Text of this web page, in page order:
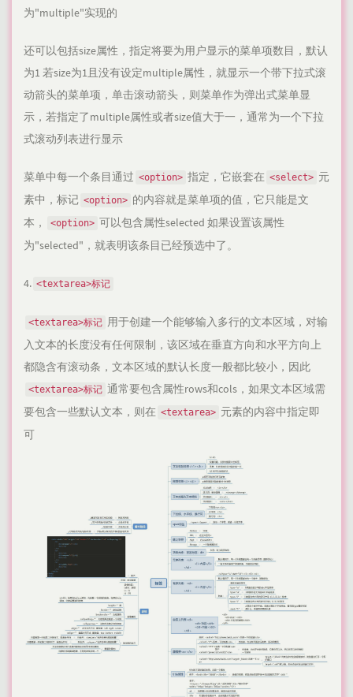
为"multiple"实现的
还可以包括size属性，指定将要为用户显示的菜单项数目，默认
为1 若size为1且没有设定multiple属性，就显示一个带下拉式滚
动箭头的菜单项，单击滚动箭头，则菜单作为弹出式菜单显
示，若指定了multiple属性或者size值大于一，通常为一个下拉
式滚动列表进行显示
菜单中每一个条目通过 <option> 指定，它嵌套在 <select> 元
素中，标记 <option> 的内容就是菜单项的值，它只能是文
本，
<option> 可以包含属性selected 如果设置该属性
为"selected"，就表明该条目已经预选中了。
4. <textarea>标记
<textarea>标记 用于创建一个能够输入多行的文本区域，对输
入文本的长度没有任何限制，该区域在垂直方向和水平方向上
都隐含有滚动条，文本区域的默认长度一般都比较小，因此
<textarea>标记 通常要包含属性rows和cols，如果文本区域需
要包含一些默认文本，则在 <textarea> 元素的内容中指定即
可